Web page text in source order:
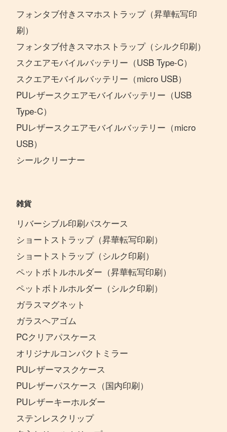
フォンタブ付きスマホストラップ（昇華転写印
刷）
フォンタブ付きスマホストラップ（シルク印刷）
スクエアモバイルバッテリー（USB Type-C）
スクエアモバイルバッテリー（micro USB）
PUレザースクエアモバイルバッテリー（USB
Type-C）
PUレザースクエアモバイルバッテリー（micro
USB）
シールクリーナー
雑貨
リバーシブル印刷パスケース
ショートストラップ（昇華転写印刷）
ショートストラップ（シルク印刷）
ペットボトルホルダー（昇華転写印刷）
ペットボトルホルダー（シルク印刷）
ガラスマグネット
ガラスヘアゴム
PCクリアパスケース
オリジナルコンパクトミラー
PUレザーマスクケース
PUレザーパスケース（国内印刷）
PUレザーキーホルダー
ステンレスクリップ